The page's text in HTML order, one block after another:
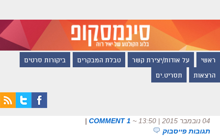
ראשי על אודות/יצירת קשר טבלת המבקרים ביקורות סרטים
הרצאות תסריט.ים
04 נובמבר 2015 | 13:50 ~
1 COMMENT
|
תגובות פייסבוק